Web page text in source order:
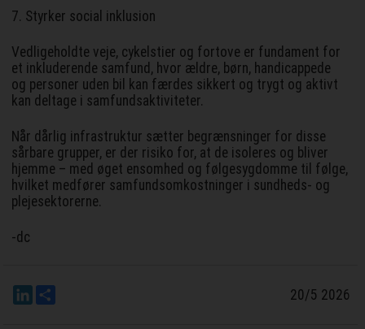
7. Styrker social inklusion
Vedligeholdte veje, cykelstier og fortove er fundament for
et inkluderende samfund, hvor ældre, børn, handicappede
og personer uden bil kan færdes sikkert og trygt og aktivt
kan deltage i samfundsaktiviteter.
Når dårlig infrastruktur sætter begrænsninger for disse
sårbare grupper, er der risiko for, at de isoleres og bliver
hjemme – med øget ensomhed og følgesygdomme til følge,
hvilket medfører samfundsomkostninger i sundheds- og
plejesektorerne.
-dc
LinkedIn 20/5 2026